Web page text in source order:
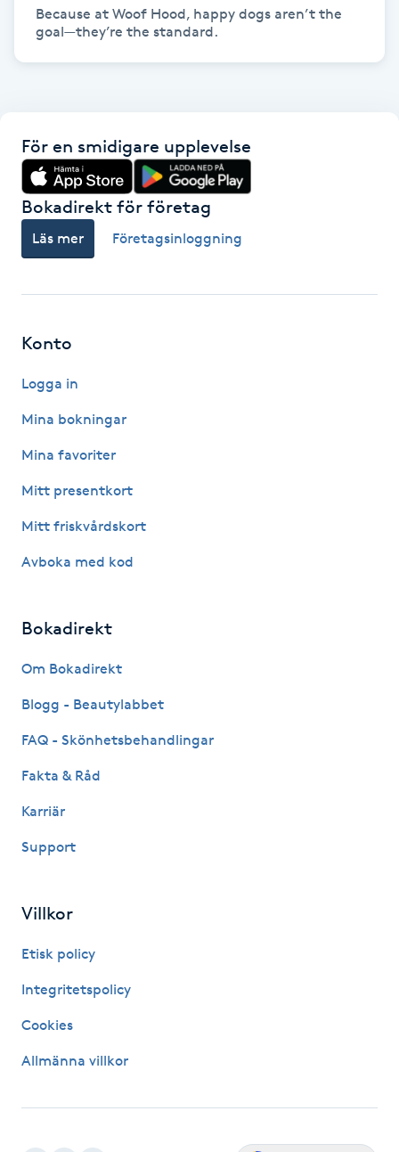
Hårbottenbehandling
Hårförlängning
Hälsa
Hälsprickor
IPL
IPL hårborttagning
Katun fransar
Kemisk peeling
Kinesiologi
Klippning & Slingor
Because at Woof Hood, happy dogs aren’t the
För en smidigare upplevelse
Bokadirekt för företag
Läs mer Företagsinloggning
Konto
Logga in
Mina bokningar
Mina favoriter
Mitt presentkort
Mitt friskvårdskort
Avboka med kod
Bokadirekt
Om Bokadirekt
Blogg - Beautylabbet
FAQ - Skönhetsbehandlingar
Fakta & Råd
Karriär
Support
Villkor
Etisk policy
Integritetspolicy
Cookies
Allmänna villkor